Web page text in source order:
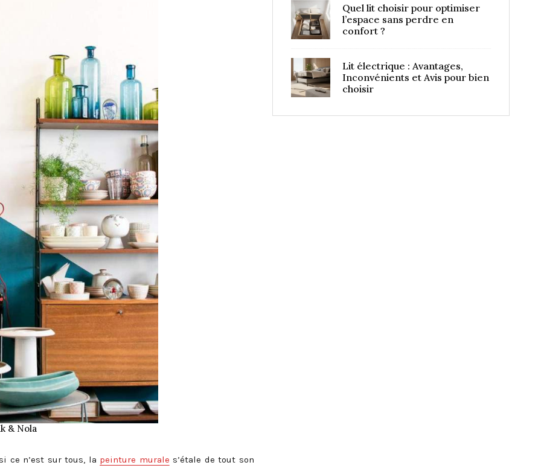
& Nola
ce n’est sur tous, la peinture murale s’étale de tout son
Quel lit choisir pour optimiser
l’espace sans perdre en
confort ?
Lit électrique : Avantages,
Inconvénients et Avis pour bien
choisir